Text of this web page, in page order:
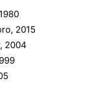
2015
2004